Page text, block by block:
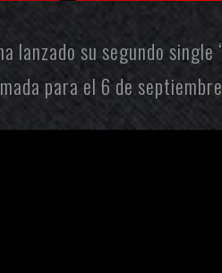
lanzado su segundo single
para el 6 de